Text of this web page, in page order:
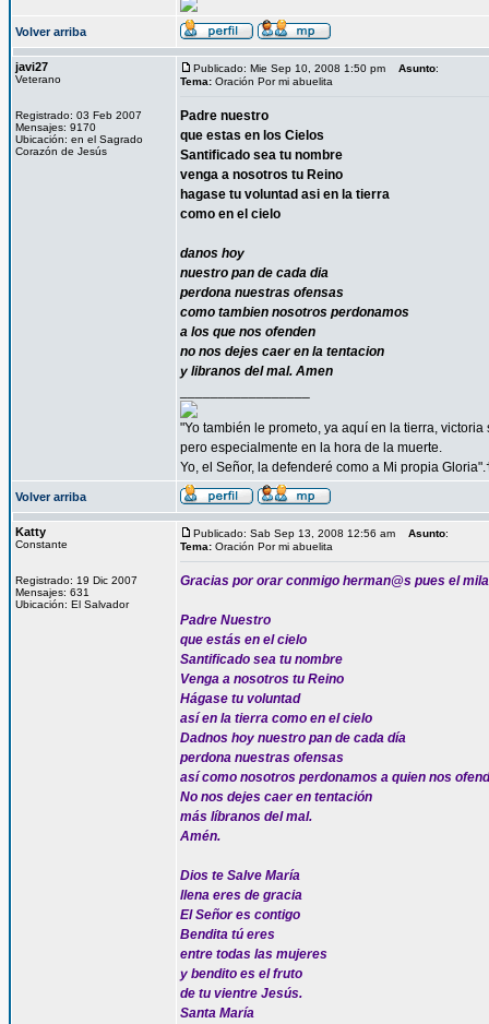
Volver arriba
javi27
Veterano
Registrado: 03 Feb 2007
Mensajes: 9170
Ubicación: en el Sagrado
Corazón de Jesús
Publicado: Mie Sep 10, 2008 1:50 pm Asunto:
Tema: Oración Por mi abuelita
Padre nuestro
que estas en los Cielos
Santificado sea tu nombre
venga a nosotros tu Reino
hagase tu voluntad asi en la tierra
como en el cielo
danos hoy
nuestro pan de cada dia
perdona nuestras ofensas
como tambien nosotros perdonamos
a los que nos ofenden
no nos dejes caer en la tentacion
y libranos del mal. Amen
"Yo también le prometo, ya aquí en la tierra,
pero especialmente en la hora de la muerte.
Yo, el Señor, la defenderé como a Mi propia
Volver arriba
Katty
Constante
Registrado: 19 Dic 2007
Mensajes: 631
Ubicación: El Salvador
Publicado: Sab Sep 13, 2008 12:56 am Asunto:
Tema: Oración Por mi abuelita
Gracias por orar conmigo herman@s pues el
Padre Nuestro
que estás en el cielo
Santificado sea tu nombre
Venga a nosotros tu Reino
Hágase tu voluntad
así en la tierra como en el cielo
Dadnos hoy nuestro pan de cada día
perdona nuestras ofensas
así como nosotros perdonamos a quien nos
No nos dejes caer en tentación
más líbranos del mal.
Amén.
Dios te Salve María
llena eres de gracia
El Señor es contigo
Bendita tú eres
entre todas las mujeres
y bendito es el fruto
de tu vientre Jesús.
Santa María